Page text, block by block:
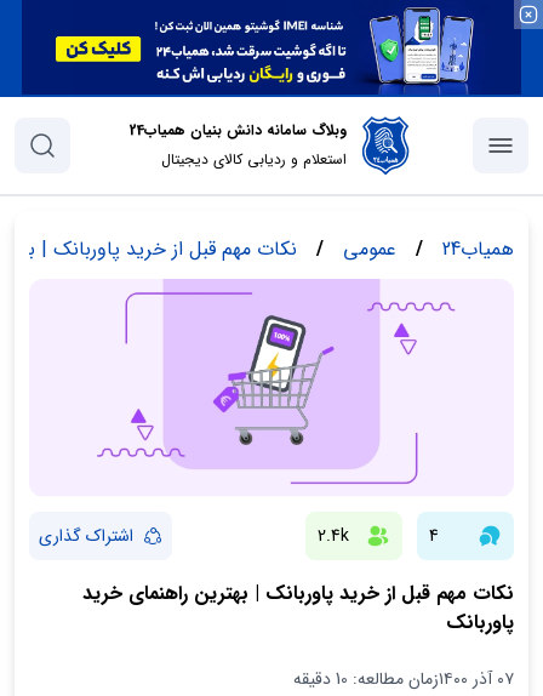
وبلاگ سامانه دانش بنیان همیاب24
استعلام و ردیابی کالای دیجیتال
همیاب24 / عمومی / نکات مهم قبل از خرید پاوربانک |
4
2.4k اشتراک گذاری
نکات مهم قبل از خرید پاوربانک | بهترین راهنمای خرید
پاوربانک
۰۷ آذر ۱۴۰۰ زمان مطالعه: 10 دقیقه